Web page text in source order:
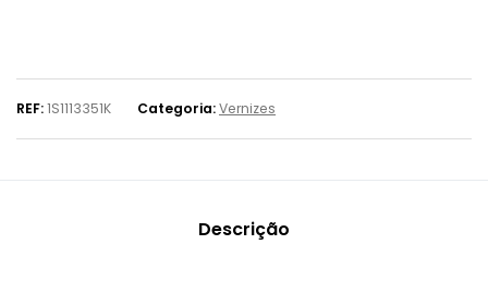
REF:1S1113351K Categoria:Vernizes
Descrição